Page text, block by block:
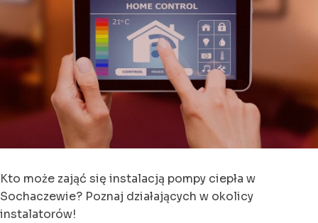
Kto może zająć się instalacją pompy ciepła w
Sochaczewie? Poznaj działających w okolicy
instalatorów!